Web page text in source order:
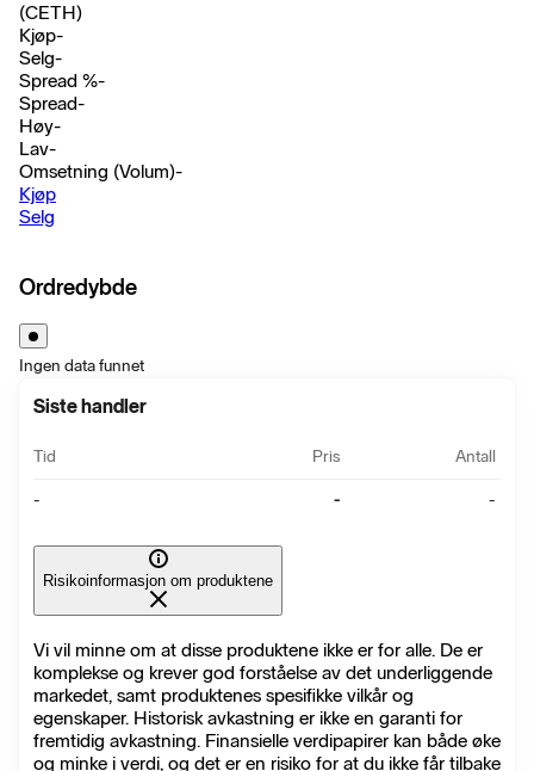
(CETH)
Kjøp-
Selg-
Spread %-
Spread-
Høy-
Lav-
Omsetning (Volum)-
Kjøp
Selg
Ordredybde
Ingen data funnet
Siste handler
Tid Pris Antall
- - -
Risikoinformasjon om produktene
Vi vil minne om at disse produktene ikke er for alle. De er
komplekse og krever god forståelse av det underliggende
markedet, samt produktenes spesifikke vilkår og
egenskaper. Historisk avkastning er ikke en garanti for
fremtidig avkastning. Finansielle verdipapirer kan både øke
og minke i verdi, og det er en risiko for at du ikke får tilbake